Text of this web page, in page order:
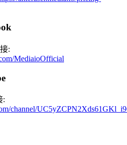
:
MediaioOfficial
:
channel/